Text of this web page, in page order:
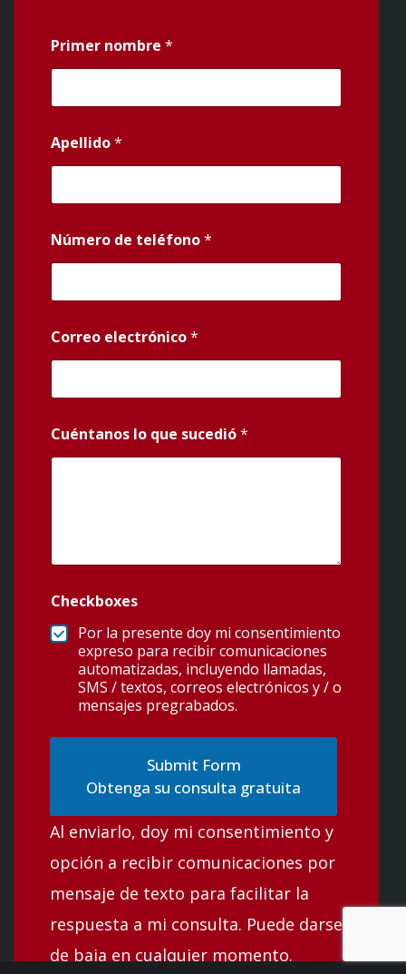
Primer nombre *
Apellido*
Número de teléfono*
Correo electrónico*
Cuéntanos lo que sucedió*
Checkboxes
Por la presente doy mi consentimiento
expreso para recibir comunicaciones
automatizadas, incluyendo llamadas,
SMS / textos, correos electrónicos y / o
mensajes pregrabados.
Obtenga su consulta gratuita
Al enviarlo, doy mi consentimiento y
opción a recibir comunicaciones por
mensaje de texto para facilitar la
respuesta a mi consulta. Puede darse
de baja en cualquier momento.